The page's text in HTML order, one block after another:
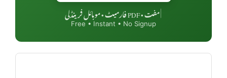
مفت • PDF فارمیٹ • موبائل فرینڈلی
Free • Instant • No Signup